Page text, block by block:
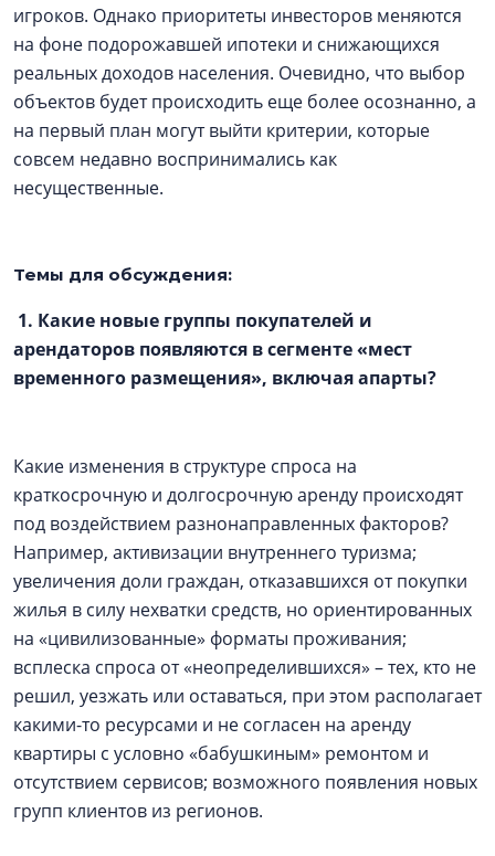
игроков. Однако приоритеты инвесторов меняются
на фоне подорожавшей ипотеки и снижающихся
реальных доходов населения. Очевидно, что выбор
объектов будет происходить еще более осознанно, а
на первый план могут выйти критерии, которые
совсем недавно воспринимались как
несущественные.
Темы для обсуждения:
1. Какие новые группы покупателей и
арендаторов появляются в сегменте «мест
временного размещения», включая апарты?
Какие изменения в структуре спроса на
краткосрочную и долгосрочную аренду происходят
под воздействием разнонаправленных факторов?
Например, активизации внутреннего туризма;
увеличения доли граждан, отказавшихся от покупки
жилья в силу нехватки средств, но ориентированных
на «цивилизованные» форматы проживания;
всплеска спроса от «неопределившихся» – тех, кто не
решил, уезжать или оставаться, при этом располагает
какими-то ресурсами и не согласен на аренду
квартиры с условно «бабушкиным» ремонтом и
отсутствием сервисов; возможного появления новых
групп клиентов из регионов.